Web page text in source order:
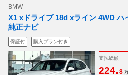
BMW
X1 xドライブ 18d xライン 4WD
純正ナビ
保証付 購入プラン付き
支払総額
224.8